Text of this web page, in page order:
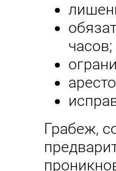
часов;
Грабеж,